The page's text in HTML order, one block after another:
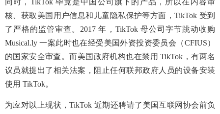
同时，TikTok 毕竟是中国公司旗下的产品，所以在内容审
核、获取美国用户信息和儿童隐私保护等方面，TikTok 受到
了严格的监管审查。2017 年，TikTok 母公司字节跳动收购
Musical.ly 一案此时也在经受美国外资投资委员会（CFIUS）
的国家安全审查。而美国政府机构也在禁用 TikTok，有两名
议员就提出了相关法案，阻止任何联邦政府人员的设备安装
使用 TikTok。
为应对以上现状，TikTok 近期还聘请了美国互联网协会前负